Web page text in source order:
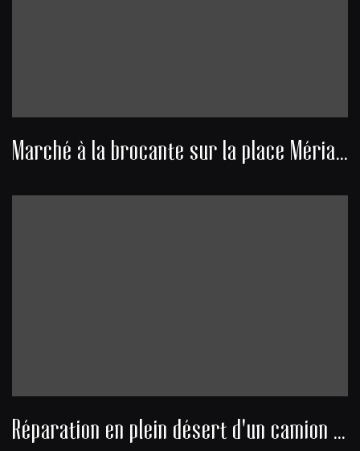
Marché à la brocante sur la place Mériadeck
Réparation en plein désert d'un camion militaire